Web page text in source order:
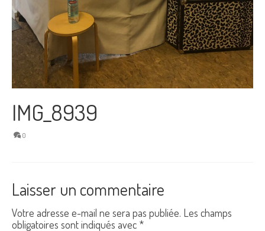
IMG_8939
0
Laisser un commentaire
Votre adresse e-mail ne sera pas publiée. Les champs
obligatoires sont indiqués avec *